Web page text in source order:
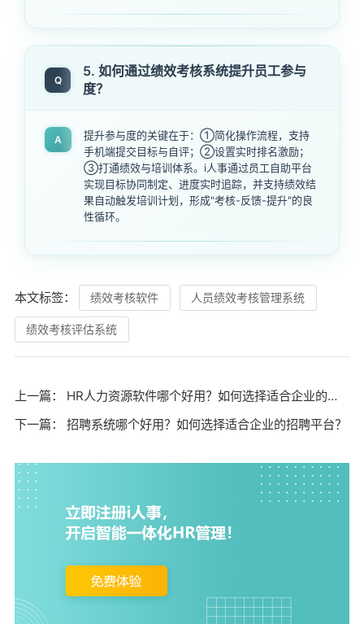
Q
5. 如何通过绩效考核系统提升员工参与
度？
A
提升参与度的关键在于：①简化操作流程，支持
手机端提交目标与自评；②设置实时排名激励；
③打通绩效与培训体系。i人事通过员工自助平台
实现目标协同制定、进度实时追踪，并支持绩效结
果自动触发培训计划，形成"考核-反馈-提升"的良
性循环。
本文标签： 绩效考核软件 人员绩效考核管理系统
绩效考核评估系统
上一篇： HR人力资源软件哪个好用？如何选择适合企业的人事管理系统？
下一篇： 招聘系统哪个好用？如何选择适合企业的招聘平台？